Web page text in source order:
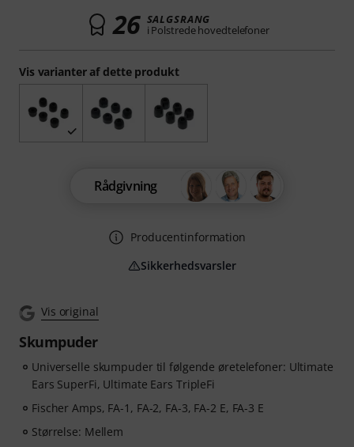
Vis original
Skumpuder
Universelle skumpuder til følgende øretelefoner: Ultimate
Ears SuperFi, Ultimate Ears TripleFi
Fischer Amps, FA-1, FA-2, FA-3, FA-2 E, FA-3 E
Størrelse: Mellem
Vis varianter af dette produkt
26 SALGSRANG
i Polstrede hovedtelefoner
Rådgivning
Producentinformation
Sikkerhedsvarsler